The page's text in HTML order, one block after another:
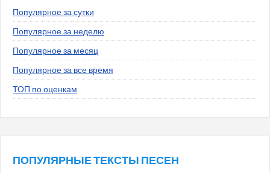
Популярное за сутки
Популярное за неделю
Популярное за месяц
Популярное за все время
ТОП по оценкам
ПОПУЛЯРНЫЕ ТЕКСТЫ ПЕСЕН